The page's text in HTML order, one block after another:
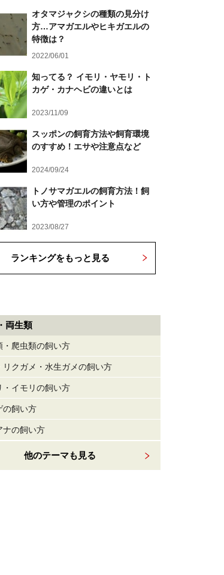
オタマジャクシの種類の見分け
方…アマガエルやヒキガエルの
特徴は？
2022/06/01
知ってる？ イモリ・ヤモリ・ト
カゲ・カナヘビの違いとは
2023/11/09
スッポンの飼育方法や飼育環境
のすすめ！エサや注意点など
2024/09/24
トノサマガエルの飼育方法！飼
い方や管理のポイント
2023/08/27
ランキングをもっと見る
両生類
・爬虫類の飼い方
リクガメ・水生ガメの飼い方
・イモリの飼い方
の飼い方
ナの飼い方
他のテーマも見る